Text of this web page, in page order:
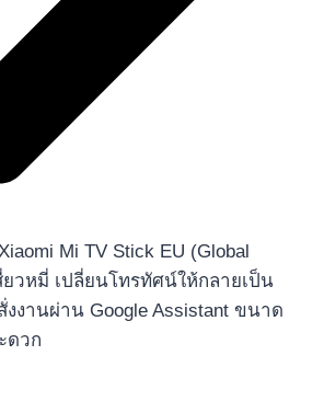
Mi TV Stick EU (Global
ยวหมี่ เปลี่ยนโทรทัศน์ให้กลายเป็น
งงานผ่าน Google Assistant ขนาด
ดวก